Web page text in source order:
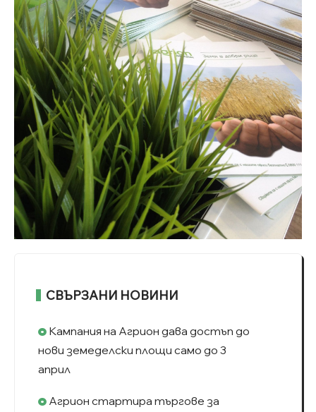
СВЪРЗАНИ НОВИНИ
Кампания на Агрион дава достъп до
нови земеделски площи само до 3
април
Агрион стартира търгове за